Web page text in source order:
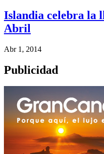
Islandia celebra la
Abril
Abr 1, 2014
Publicidad